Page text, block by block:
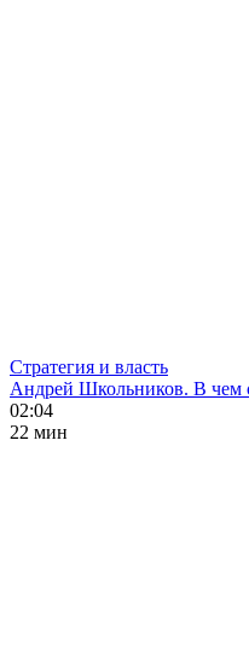
Стратегия и власть
Андрей Школьников. В чем
02:04
22 мин